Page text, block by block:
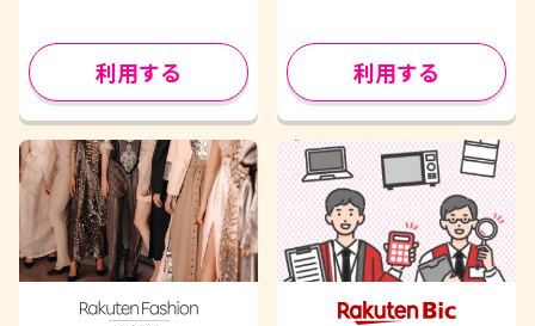
利用する 利用する